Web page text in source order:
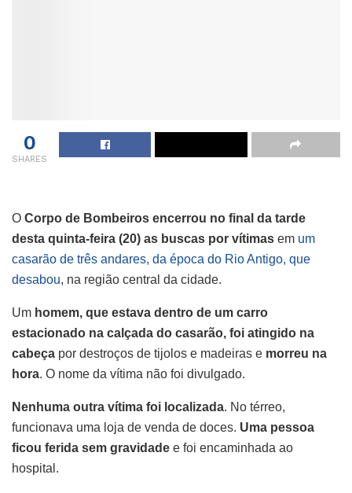
0
SHARES
O Corpo de Bombeiros encerrou no final da tarde
desta quinta-feira (20) as buscas por vítimas em um
casarão de três andares, da época do Rio Antigo, que
desabou, na região central da cidade.
Um homem, que estava dentro de um carro
estacionado na calçada do casarão, foi atingido na
cabeça por destroços de tijolos e madeiras e morreu na
hora. O nome da vítima não foi divulgado.
Nenhuma outra vítima foi localizada. No térreo,
funcionava uma loja de venda de doces. Uma pessoa
ficou ferida sem gravidade e foi encaminhada ao
hospital.